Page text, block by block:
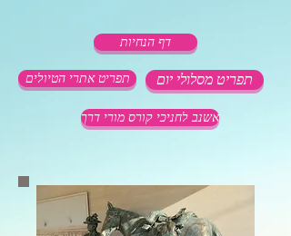
דף הנחיות
תפריט אתרי הטיולים
אשנב לחניכי קורס מורי דרך
תפריט מסלולי יום